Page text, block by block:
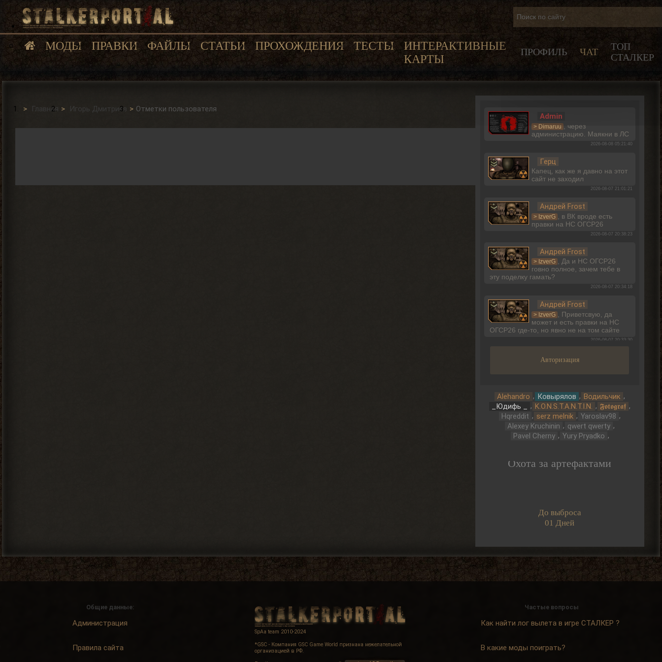
МОДЫ ПРАВКИ ФАЙЛЫ СТАТЬИ ПРОХОЖДЕНИЯ ТЕСТЫ
ИНТЕРАКТИВНЫЕ
КАРТЫ
ПРОФИЛЬ ЧАТ
ТОП
СТАЛКЕР
Главная Игорь Дмитриев
Отметки пользователя
Admin
> Dimaruu , через
администрацию. Маякни в ЛС
2026-08-08 05:21:40
Герц
Капец, как же я давно на этот
сайт не заходил
2026-08-07 21:01:21
Андрей Frost
> IzverG , в ВК вроде есть
правки на НС ОГСР26
2026-08-07 20:38:23
Андрей Frost
> IzverG , Да и НС ОГСР26
говно полное, зачем тебе в
эту поделку гамать?
2026-08-07 20:34:18
Андрей Frost
> IzverG , Приветсвую, да
может и есть правки на НС
ОГСР26 где-то, но явно не на том сайте
2026-08-07 20:33:30
Dimaruu
бы поправить...но не вижу такого
функционала.
2026-08-07 17:27:24
Dimaruu
Имею ввиду метки
Dimaruu
IzverG
этот.мутанты дружат со
всеми.кроме меня
IzverG
Admin
Арканум или как-то так
называется. И он не вышел в релиз еще
Авторизация
Alehandro , Ковырялов , Водильчик ,
_Юдифь _
, K.O.N.S.T.A.N.T.I.N. , 𝕱𝖔𝖙𝖔𝖌𝖗𝖆𝖋 ,
Hqreddit , serz melnik , Yaroslav98 ,
Alexey Kruchinin , qwert qwerty ,
Pavel Cherny , Yury Pryadko ,
Охота за артефактами
До выброса
01 Дней
Общие данные:
Администрация
Правила сайта
SpAa team 2010-2024
*GSC - Компания GSC Game World признана нежелательной
организацией в РФ.
Частые вопросы
Как найти лог вылета в игре СТАЛКЕР ?
В какие моды поиграть?